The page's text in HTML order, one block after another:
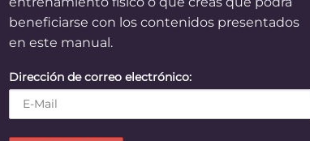
beneficiarse con los contenidos presentados
en este manual.
Dirección de correo electrónico: